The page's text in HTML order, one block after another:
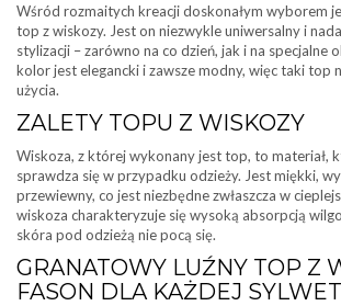
Wśród rozmaitych kreacji doskonałym wyborem
top z wiskozy. Jest on niezwykle uniwersalny i
stylizacji – zarówno na co dzień, jak i na specjalne
kolor jest elegancki i zawsze modny, więc taki top
użycia.
ZALETY TOPU Z WISKOZY
Wiskoza, z której wykonany jest top, to materiał,
sprawdza się w przypadku odzieży. Jest miękki,
przewiewny, co jest niezbędne zwłaszcza w
wiskoza charakteryzuje się wysoką absorpcją
skóra pod odzieżą nie pocą się.
GRANATOWY LUŹNY TOP Z
FASON DLA KAŻDEJ